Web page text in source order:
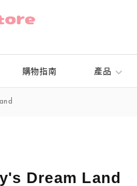
購物指南 產品
Dream Land